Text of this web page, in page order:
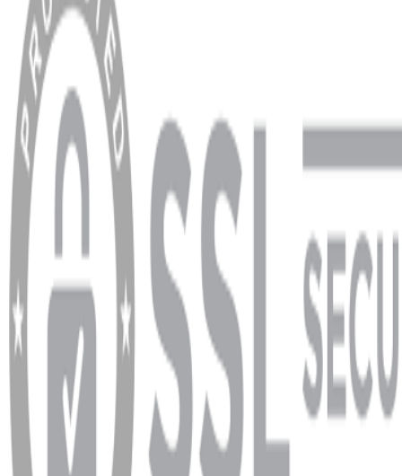
MÜŞTERİ HİZMETLERİ
Hesabım
Sipariş Sorgulama
Banka Hesap Bilgileri
YARDIM VE DESTEK
Ödeme ve Teslimat Şartları
Garanti ve İade Şartları
info@dukkanhifi.com
0850 441 40 44
info@dukkanhifi.com 0850 441 40 44
Çalışma Saatleri: Pazartesi - Cuma 09:30 - 19:30, Cumartesi 10:00 - 18:00